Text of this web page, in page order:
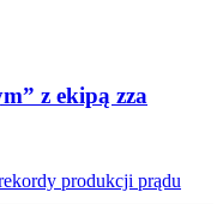
z ekipą zza
produkcji prądu